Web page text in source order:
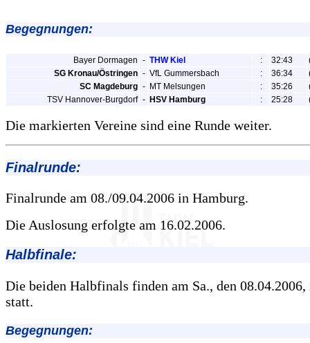
Begegnungen:
Bayer Dormagen - THW Kiel : 32:43
SG Kronau/Östringen - VfL Gummersbach : 36:34
SC Magdeburg - MT Melsungen : 35:26
TSV Hannover-Burgdorf - HSV Hamburg : 25:28
Die markierten Vereine sind eine Runde weiter.
Finalrunde:
Finalrunde am 08./09.04.2006 in Hamburg.
Die Auslosung erfolgte am 16.02.2006.
Halbfinale:
Die beiden Halbfinals finden am Sa., den
statt.
Begegnungen: